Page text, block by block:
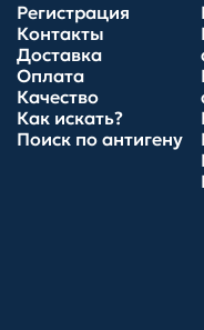
Регистрация
Контакты
Доставка
Оплата
Качество
Как искать?
Поиск по антигену